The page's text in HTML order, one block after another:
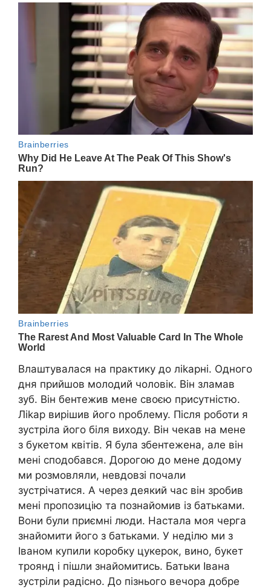
Влаштувалася на практику до ліkарні. Одного
дня прийшов молодий чоловік. Він зламав
зуб. Він бентежив мене своєю присутністю.
Ліkар вирішив його nроблему. Після роботи я
зустріла його біля виходу. Він чекав на мене
з букетом квітів. Я була збентежена, але він
мені сподобався. Дорогою до мене додому
ми розмовляли, невдовзі почали
зустрічатися. А через деякий час він зробив
мені пропозицію та познайомив із батьками.
Вони були приємні люди. Настала моя черга
знайомити його з батьками. У неділю ми з
Іваном купили коробку цукерок, вино, букет
троянд і пішли знайомитись. Батьки Івана
зустріли радісно. До пізнього вечора добре